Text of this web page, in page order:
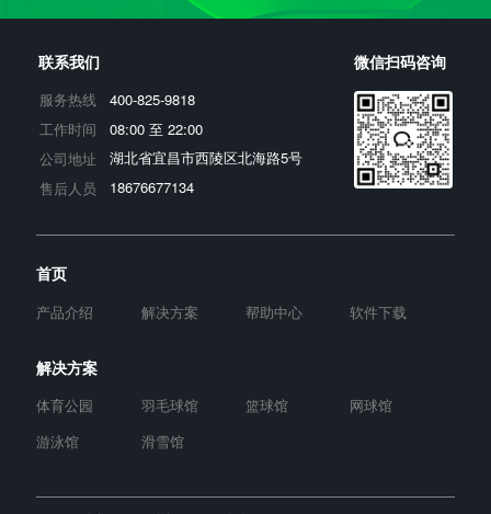
联系我们
服务热线
400-825-9818
工作时间
08:00 至 22:00
公司地址
湖北省宜昌市西陵区北海路5号
售后人员
18676677134
微信扫码咨询
首页
产品介绍 解决方案 帮助中心 软件下载
解决方案
体育公园 羽毛球馆 篮球馆
网球馆
游泳馆
滑雪馆